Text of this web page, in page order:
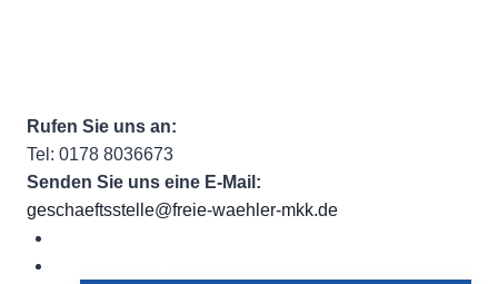
Rufen Sie uns an:
Tel: 0178 8036673
Senden Sie uns eine E-Mail:
geschaeftsstelle@freie-waehler-mkk.de